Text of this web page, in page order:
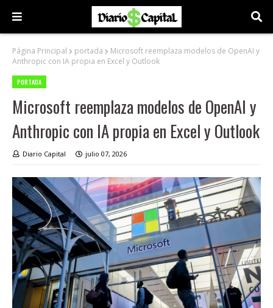
Página Principal portada
Microsoft reemplaza modelos de OpenAI y
Anthropic con IA propia en Excel y Outlook
PORTADA
Microsoft reemplaza modelos de OpenAI y
Anthropic con IA propia en Excel y Outlook
Diario Capital julio 07, 2026